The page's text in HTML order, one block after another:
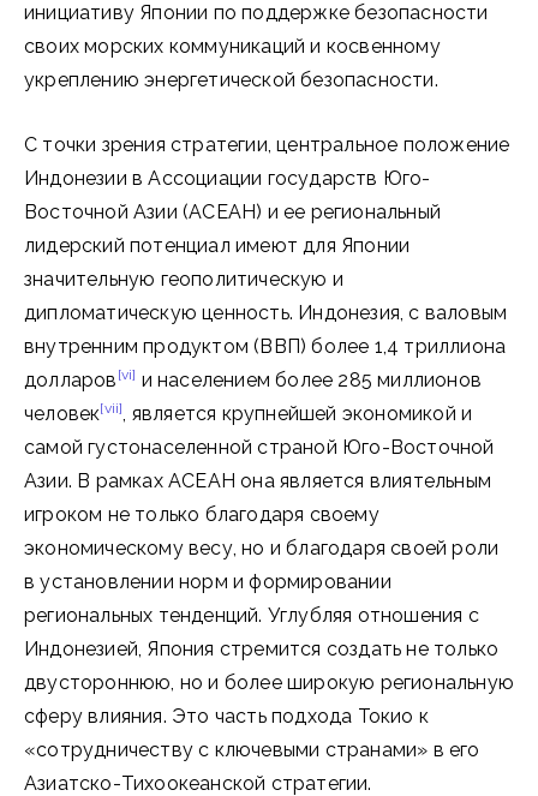
инициативу Японии по поддержке безопасности
своих морских коммуникаций и косвенному
укреплению энергетической безопасности.
С точки зрения стратегии, центральное положение
Индонезии в Ассоциации государств Юго-
Восточной Азии (АСЕАН) и ее региональный
лидерский потенциал имеют для Японии
значительную геополитическую и
дипломатическую ценность. Индонезия, с валовым
внутренним продуктом (ВВП) более 1,4 триллиона
долларов [vi] и населением более 285 миллионов
человек[vii], является крупнейшей экономикой и
самой густонаселенной страной Юго-Восточной
Азии. В рамках АСЕАН она является влиятельным
игроком не только благодаря своему
экономическому весу, но и благодаря своей роли
в установлении норм и формировании
региональных тенденций. Углубляя отношения с
Индонезией, Япония стремится создать не только
двустороннюю, но и более широкую региональную
сферу влияния. Это часть подхода Токио к
«сотрудничеству с ключевыми странами» в его
Азиатско-Тихоокеанской стратегии.